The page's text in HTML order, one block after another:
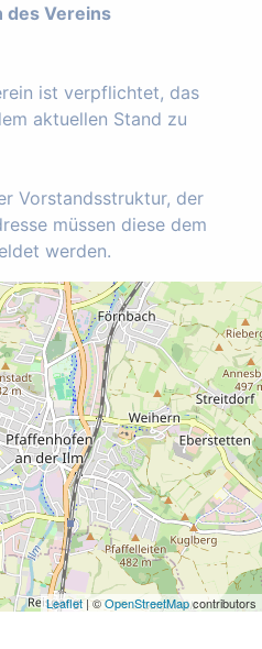
des Vereins
ist verpflichtet, das
aktuellen Stand zu
Vorstandsstruktur, der
müssen diese dem
werden.
Leaflet| ©OpenStreetMapcontributors